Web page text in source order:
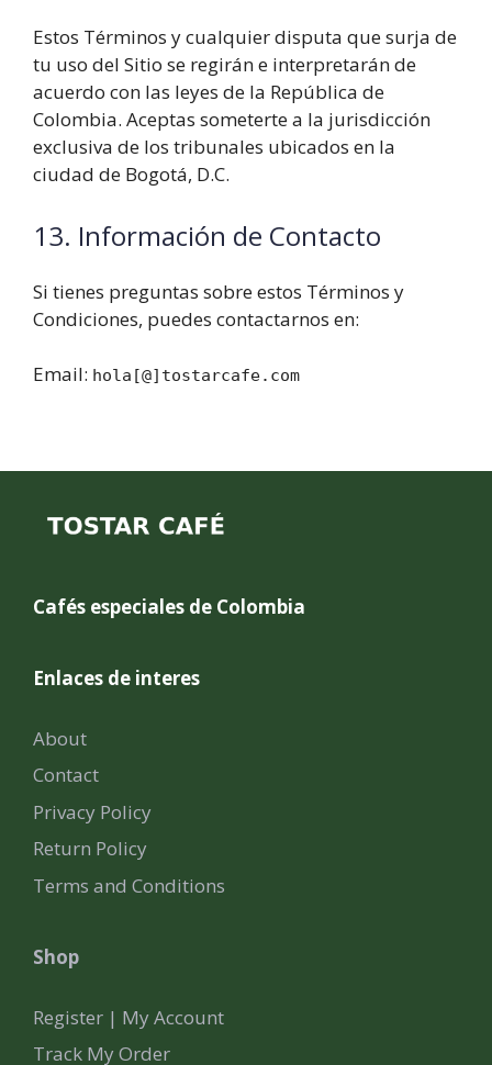
Estos Términos y cualquier disputa que surja de
tu uso del Sitio se regirán e interpretarán de
acuerdo con las leyes de la República de
Colombia. Aceptas someterte a la jurisdicción
exclusiva de los tribunales ubicados en la
ciudad de Bogotá, D.C.
13. Información de Contacto
Si tienes preguntas sobre estos Términos y
Condiciones, puedes contactarnos en:
Email: hola[@]tostarcafe.com
Cafés especiales de Colombia
Enlaces de interes
About
Contact
Privacy Policy
Return Policy
Terms and Conditions
Shop
Register | My Account
Track My Order